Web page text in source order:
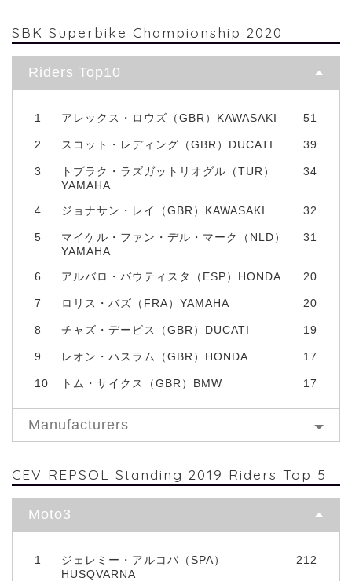
SBK Superbike Championship 2020
Riders Top10
1 アレックス・ロウズ（GBR）KAWASAKI 51
2 スコット・レディング（GBR）DUCATI 39
3
トプラク・ラズガットリオグル（TUR）
YAMAHA
34
4 ジョナサン・レイ（GBR）KAWASAKI 32
5
マイケル・ファン・デル・マーク（NLD）
YAMAHA
31
6 アルバロ・バウティスタ（ESP）HONDA 20
7 ロリス・バズ（FRA）YAMAHA 20
8 チャズ・デービス（GBR）DUCATI 19
9 レオン・ハスラム（GBR）HONDA 17
10 トム・サイクス（GBR）BMW 17
Manufacturers
CEV REPSOL Standing 2019 Riders Top 5
Moto3
1
ジェレミー・アルコバ（SPA）
HUSQVARNA
212